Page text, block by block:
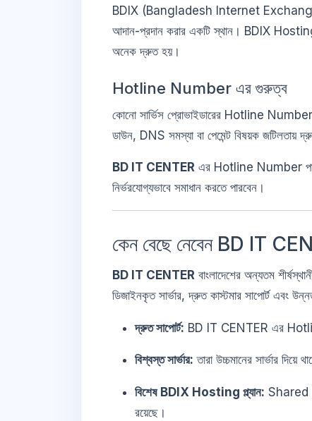
BDIX (Bangladesh Internet Exchange) হলো
আদান-প্রদান করার একটি স্থান। BDIX Hosting
অনেক দ্রুত হয়।
Hotline Number এর গুরুত্ব
কোনো সার্ভিস প্রোভাইডারের Hotline Number
ডাউন, DNS সমস্যা বা পেমেন্ট বিষয়ক জটিলতায়
BD IT CENTER এর Hotline Number
নির্ভরযোগ্যভাবে সমাধান করতে পারবেন।
কেন বেছে নেবেন BD IT
BD IT CENTER বাংলাদেশের অন্যতম
ডিজাইনকৃত সার্ভার, দ্রুত কাস্টমার সাপোর্ট এবং
দ্রুত সাপোর্ট: BD IT CENTER এর
বিশ্বস্ত সার্ভার: তারা উচ্চমানের সার্ভার
বিশেষ BDIX Hosting প্ল্যান: Shared
রয়েছে।